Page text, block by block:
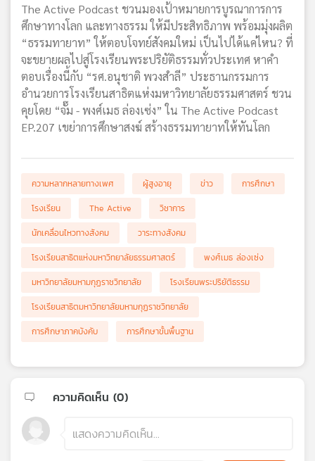
The Active Podcast ชวนมองเป้าหมายการบูรณาการการ
ศึกษาทางโลก และทางธรรม ให้มีประสิทธิภาพ พร้อมมุ่งผลิต
“ธรรมทายาท” ให้ตอบโจทย์สังคมใหม่ เป็นไปได้แค่ไหน? ที่
จะขยายผลไปสู่โรงเรียนพระปริยัติธรรมทั่วประเทศ หาคำ
ตอบเรื่องนี้กับ “รศ.อนุชาติ พวงสำลี” ประธานกรรมการ
อำนวยการโรงเรียนสาธิตแห่งมหาวิทยาลัยธรรมศาสตร์ ชวน
คุยโดย “จั๊ม - พงศ์เมธ ล่องเซ่ง” ใน The Active Podcast
EP.207 เขย่าการศึกษาสงฆ์ สร้างธรรมทายาทให้ทันโลก
ความหลากหลายทางเพศ ผู้สูงอายุ ข่าว
การศึกษา
โรงเรียน
The Active
วิชาการ
นักเคลื่อนไหวทางสังคม
วาระทางสังคม
โรงเรียนสาธิตแห่งมหาวิทยาลัยธรรมศาสตร์
พงศ์เมธ ล่องเซ่ง
มหาวิทยาลัยมหามกุฏราชวิทยาลัย
โรงเรียนพระปริยัติธรรม
โรงเรียนสาธิตมหาวิทยาลัยมหามกุฏราชวิทยาลัย
การศึกษาภาคบังคับ
การศึกษาขั้นพื้นฐาน
ความคิดเห็น (0)